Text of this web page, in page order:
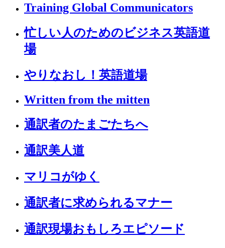
Training Global Communicators
忙しい人のためのビジネス英語道
場
やりなおし！英語道場
Written from the mitten
通訳者のたまごたちへ
通訳美人道
マリコがゆく
通訳者に求められるマナー
通訳現場おもしろエピソード